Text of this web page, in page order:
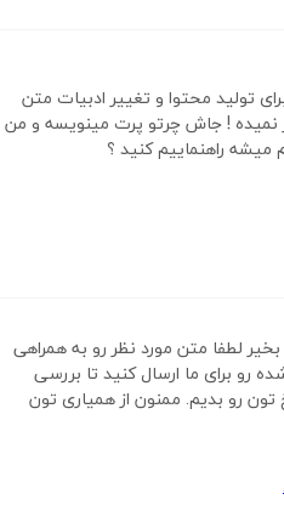
تولید محتوا و تغییر ادبیات متن
! جاش چرتو پرت مینویسه و من
میشه راهنماییم کنید ؟
لطفا متن مورد نظر رو به همراهی
رو برای ما ارسال کنید تا بررسی
رو بدیم. ممنون از همیاری تون